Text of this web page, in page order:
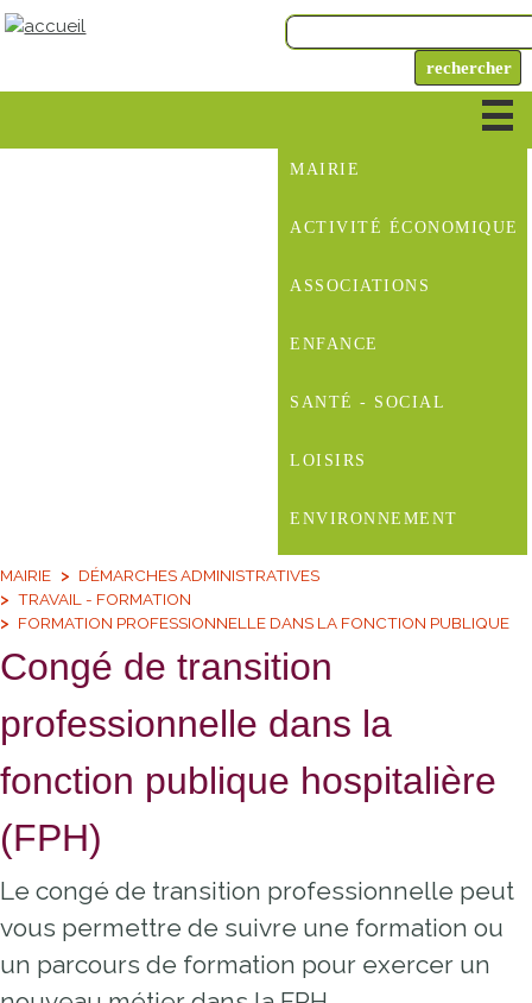
MAIRIE
ACTIVITÉ ÉCONOMIQUE
ASSOCIATIONS
ENFANCE
SANTÉ - SOCIAL
LOISIRS
ENVIRONNEMENT
MAIRIE
DÉMARCHES ADMINISTRATIVES
TRAVAIL - FORMATION
FORMATION PROFESSIONNELLE DANS LA FONCTION PUBLIQUE
Congé de transition
professionnelle dans la
fonction publique hospitalière
(FPH)
Le congé de transition professionnelle peut
vous permettre de suivre une formation ou
un parcours de formation pour exercer un